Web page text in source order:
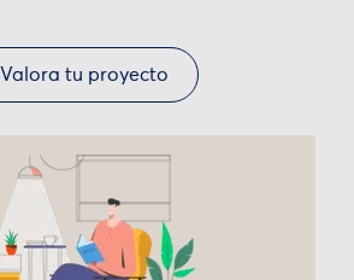
Valora tu proyecto